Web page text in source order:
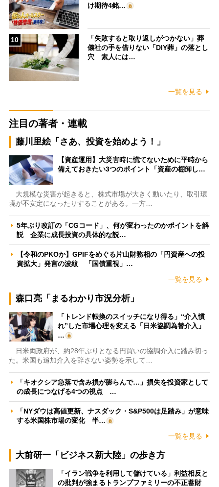
け期待4銘…
10
「失敗すると取り返しがつかない」葬
儀社の手を借りない「DIY葬」の落とし
穴 素人には…
一覧を見る
注目の著者・連載
藤川里絵「さあ、投資を始めよう！」
【資産運用】大災害時に慌てないために平時から
備えておきたい3つのポイント「資産の棚卸し…
大規模な災害が起きると、株式市場が大きく動いたり、取引環
境が不安定になったりすることがある。一方…
5年ぶり改訂の「CGコード」、何が変わったのかポイントを解
説 企業に成長投資の具体的な説…
【令和のPKOか】GPIFをめぐる片山財務相の「円資産への投
資拡大」発言の波紋 「国債重視」…
一覧を見る
森口亮「まるわかり市況分析」
「トレンド転換のスイッチになり得る」“介入慣
れ”した市場心理を変える「日米協調為替介入」
…
日米両政府が、約28年ぶりとなる円買いの協調介入に踏み切っ
た。米国も追加介入を辞さない姿勢を示して…
「キオクシア急落で含み損が膨らんで…」損失を投資家として
の成長につなげる4つの視点 …
「NYダウは高値更新、ナスダック・S&P500は足踏み」が意味
する米国株市場の変化 半…
一覧を見る
大前研一「ビジネス新大陸」の歩き方
「イラン戦争を利用して儲けている」利益相反と
の批判が強まるトランプファミリーの不正蓄財